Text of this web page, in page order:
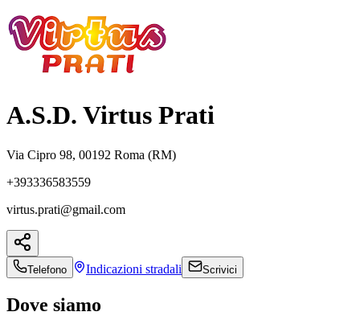
A.S.D. Virtus Prati
Via Cipro 98, 00192 Roma (RM)
+393336583559
virtus.prati@gmail.com
Telefono Indicazioni stradali Scrivici
Dove siamo